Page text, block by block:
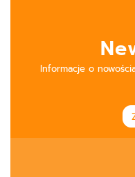
Informacje o